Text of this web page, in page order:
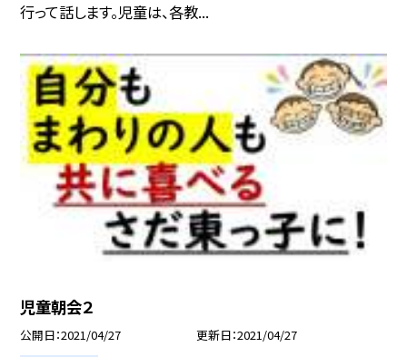
行って話します。児童は、各教...
児童朝会２
公開日 2021/04/27 更新日 2021/04/27